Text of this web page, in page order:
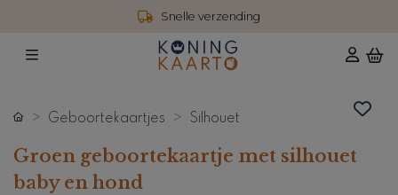
Snelle verzending
Geboortekaartjes Silhouet
Groen geboortekaartje met silhouet
baby en hond